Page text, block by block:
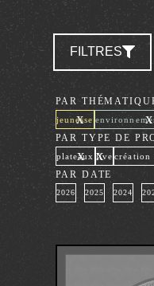
FILTRES
PAR
jeunesse
x x
PAR TYPE DE
plateaux
x live
x création
PAR DATE
2026 2025 2024